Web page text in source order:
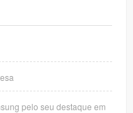
pelo seu destaque em